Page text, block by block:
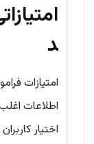
د
امتیازات
اطلاعات
اختیار